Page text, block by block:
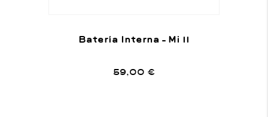
Batería Interna – Mi 11
59,00 €